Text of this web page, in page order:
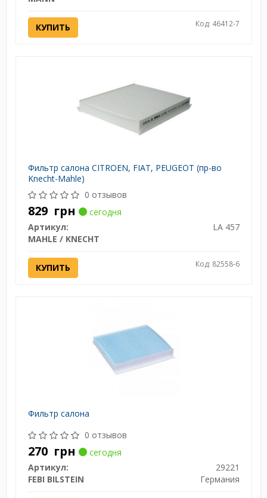
КУПИТЬ Код: 46412-7
Фильтр салона CITROEN, FIAT, PEUGEOT (пр-во
Knecht-Mahle)
0 отзывов
829 грн
сегодня
Артикул:
LA 457
MAHLE / KNECHT
КУПИТЬ Код: 82558-6
Фильтр салона
0 отзывов
270 грн
сегодня
Артикул:
29221
FEBI BILSTEIN
Германия